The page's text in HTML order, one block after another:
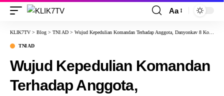
Aa
KLIK7TV > Blog > TNI AD > Wujud Kepedulian Komandan Terhadap Anggota, Danyonkav 8 Kostrad Laksanakan Pengecekan Postur dan Fisik Prajurit
TNI AD
Wujud Kepedulian Komandan
Terhadap Anggota,